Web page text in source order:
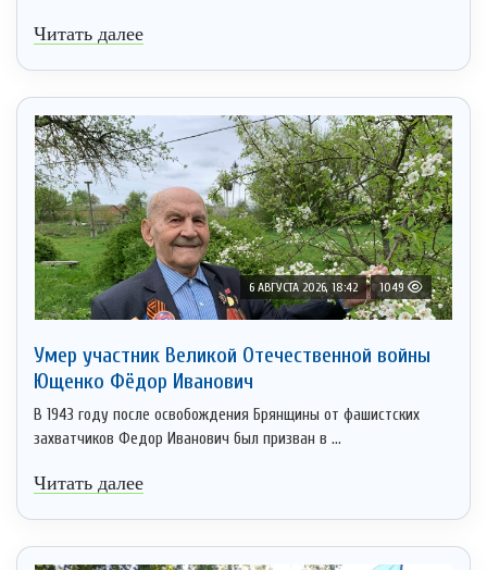
Читать далее
6 АВГУСТА 2026, 18:42 1049
Умер участник Великой Отечественной войны
Ющенко Фёдор Иванович
В 1943 году после освобождения Брянщины от фашистских
захватчиков Федор Иванович был призван в ...
Читать далее